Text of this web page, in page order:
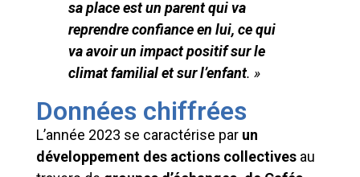
sa place est un parent qui va
reprendre confiance en lui, ce qui
va avoir un impact positif sur le
climat familial et sur l’enfant. »
Données chiffrées
L’année 2023 se caractérise par un
développement des actions collectives au